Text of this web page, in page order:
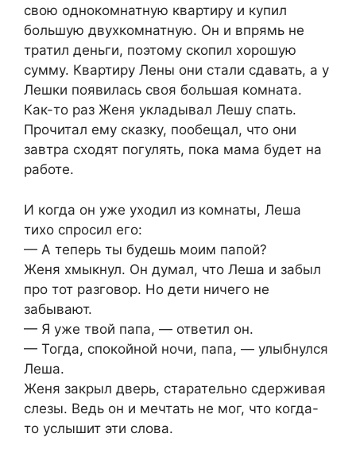
свою однокомнатную квартиру и купил
большую двухкомнатную. Он и впрямь не
тратил деньги, поэтому скопил хорошую
сумму. Квартиру Лены они стали сдавать, а у
Лешки появилась своя большая комната.
Как-то раз Женя укладывал Лешу спать.
Прочитал ему сказку, пообещал, что они
завтра сходят погулять, пока мама будет на
работе.
И когда он уже уходил из комнаты, Леша
тихо спросил его:
— А теперь ты будешь моим папой?
Женя хмыкнул. Он думал, что Леша и забыл
про тот разговор. Но дети ничего не
забывают.
— Я уже твой папа, — ответил он.
— Тогда, спокойной ночи, папа, — улыбнулся
Леша.
Женя закрыл дверь, старательно сдерживая
слезы. Ведь он и мечтать не мог, что когда-
то услышит эти слова.